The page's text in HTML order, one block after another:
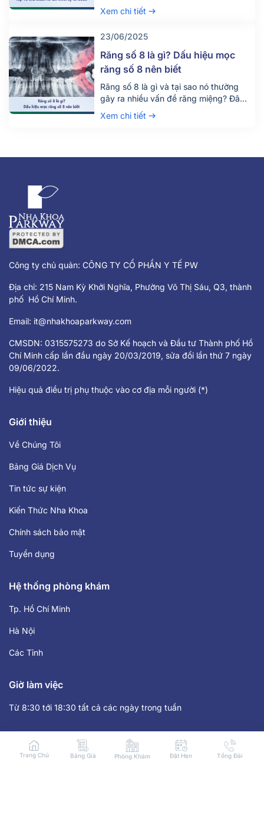
vân giữa hàng trăm phòng khám lớn
nhỏ? Việc lựa chọn đúng nha khoa
còn đảm bảo an toàn, tiết kiệm thời
gian và chi phí. Đừng chỉ dựa vào vị trí
[…]
Xem chi tiết
23/06/2025
Răng số 8 là gì? Dấu hiệu mọc
răng số 8 nên biết
Răng số 8 là gì và tại sao nó thường
gây ra nhiều vấn đề răng miệng? Đây
là câu hỏi được rất nhiều người quan
tâm, đặc biệt là những ai đang bước
mọc cuối cùng trên cung hàm và
Xem chi tiết
Công ty chủ quản: CÔNG TY CỔ PHẦN Y TẾ PW
Địa chỉ: 215 Nam Kỳ Khởi Nghĩa, Phường Võ Thị Sáu, Q3, thành
phố Hồ Chí Minh.
Email: it@nhakhoaparkway.com
CMSDN: 0315575273 do Sở Kế hoạch và Đầu tư Thành phố Hồ
Chí Minh cấp lần đầu ngày 20/03/2019, sửa đổi lần thứ 7 ngày
09/06/2022.
Hiệu quả điều trị phụ thuộc vào cơ địa mỗi người (*)
Giới thiệu
Về Chúng Tôi
Bảng Giá Dịch Vụ
Tin tức sự kiện
Kiến Thức Nha Khoa
Chính sách bảo mật
Tuyển dụng
Hệ thống phòng khám
Tp. Hồ Chí Minh
Hà Nội
Các Tỉnh
Giờ làm việc
Từ 8:30 tới 18:30 tất cả các ngày trong tuần
Liên hệ
HOTLINE: 1900 8059
Trang Chủ Bảng Giá Phòng Khám Đặt Hẹn Tổng Đài